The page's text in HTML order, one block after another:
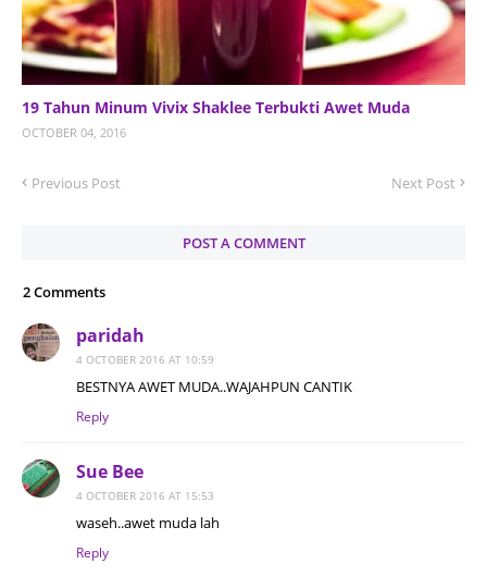
19 Tahun Minum Vivix Shaklee Terbukti Awet Muda
OCTOBER 04, 2016
Previous Post Next Post
POST A COMMENT
2 Comments
paridah
4 OCTOBER 2016 AT 10:59
BESTNYA AWET MUDA..WAJAHPUN CANTIK
Reply
Sue Bee
4 OCTOBER 2016 AT 15:53
waseh..awet muda lah
Reply